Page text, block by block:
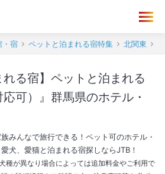
・宿 ペットと泊まれる宿特集 北関東
れる宿】ペットと泊まれる
可）』群馬県のホテル・
みんなで旅行できる！ペット可のホテル・
犬、愛猫と泊まれる宿探しならJTB！
種が異なり場合によっては追加料金やご利用で